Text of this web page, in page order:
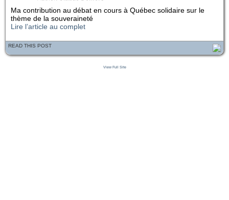
Ma contribution au débat en cours à Québec solidaire sur le
thème de la souveraineté
Lire l’article au complet
READ THIS POST
View Full Site